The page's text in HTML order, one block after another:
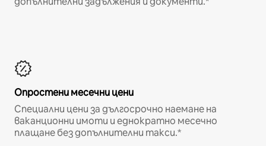
Опростени месечни цени
Специални цени за дългосрочно наемане на
ваканционни имоти и еднократно месечно
плащане без допълнителни такси.*